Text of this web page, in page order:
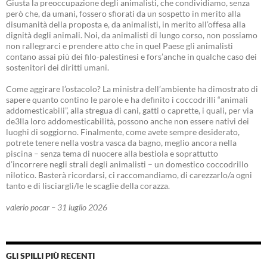
Giusta la preoccupazione degli animalisti, che condividiamo, senza
però che, da umani, fossero sfiorati da un sospetto in merito alla
disumanità della proposta e, da animalisti, in merito all’offesa alla
dignità degli animali. Noi, da animalisti di lungo corso, non possiamo
non rallegrarci e prendere atto che in quel Paese gli animalisti
contano assai più dei filo-palestinesi e fors’anche in qualche caso dei
sostenitori dei diritti umani.
Come aggirare l’ostacolo? La ministra dell’ambiente ha dimostrato di
sapere quanto contino le parole e ha definito i coccodrilli “animali
addomesticabili”, alla stregua di cani, gatti o caprette, i quali, per via
de3lla loro addomesticabilità, possono anche non essere nativi dei
luoghi di soggiorno. Finalmente, come avete sempre desiderato,
potrete tenere nella vostra vasca da bagno, meglio ancora nella
piscina – senza tema di nuocere alla bestiola e soprattutto
d’incorrere negli strali degli animalisti – un domestico coccodrillo
nilotico. Basterà ricordarsi, ci raccomandiamo, di carezzarlo/a ogni
tanto e di lisciargli/le le scaglie della corazza.
valerio pocar – 31 luglio 2026
GLI SPILLI PIÙ RECENTI